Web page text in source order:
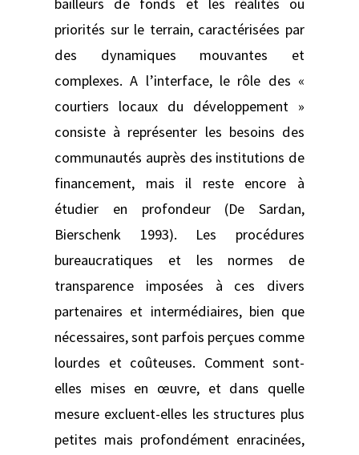
bailleurs de fonds et les réalités ou
priorités sur le terrain, caractérisées par
des dynamiques mouvantes et
complexes. A l’interface, le rôle des «
courtiers locaux du développement »
consiste à représenter les besoins des
communautés auprès des institutions de
financement, mais il reste encore à
étudier en profondeur (De Sardan,
Bierschenk 1993). Les procédures
bureaucratiques et les normes de
transparence imposées à ces divers
partenaires et intermédiaires, bien que
nécessaires, sont parfois perçues comme
lourdes et coûteuses. Comment sont-
elles mises en œuvre, et dans quelle
mesure excluent-elles les structures plus
petites mais profondément enracinées,